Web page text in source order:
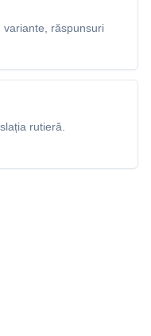
răspunsuri
rutieră.